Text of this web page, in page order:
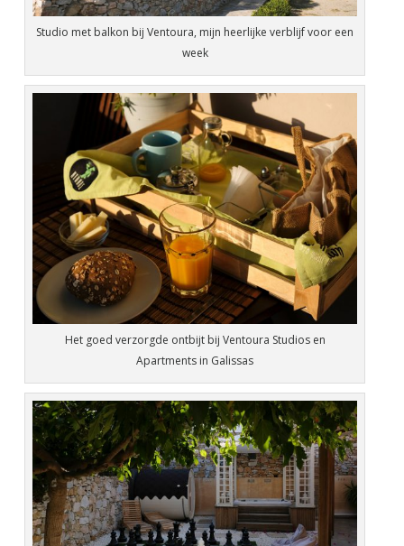
Studio met balkon bij Ventoura, mijn heerlijke verblijf voor een
week
Het goed verzorgde ontbijt bij Ventoura Studios en
Apartments in Galissas